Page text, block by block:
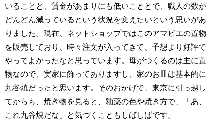
いることと、賃金があまりにも低いこととで、職人の数が
どんどん減っているという状況を変えたいという思いがあ
りました。現在、ネットショップではこのアマビエの置物
を販売しており、時々注文が入ってきて、予想より好評で
やってよかったなと思っています。母がつくるのは主に置
物なので、実家に飾ってありますし、家のお皿は基本的に
九谷焼だったと思います。そのおかげで、東京に引っ越し
てからも、焼き物を見ると、釉薬の色や焼き方で、「あ、
これ九谷焼だな」と気づくこともしばしばです。